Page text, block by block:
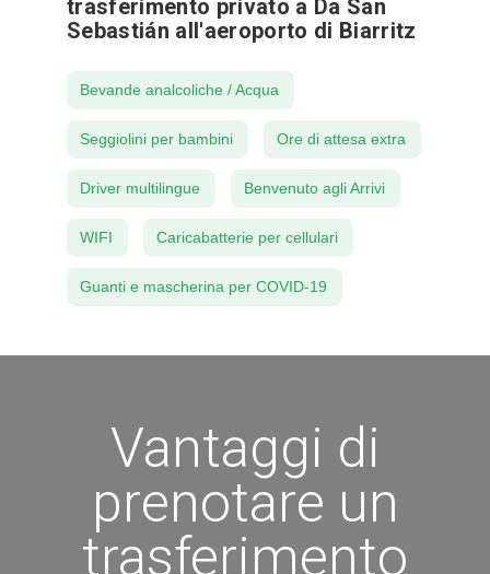
trasferimento privato a Da San
Sebastián all'aeroporto di Biarritz
Bevande analcoliche / Acqua
Seggiolini per bambini Ore di attesa extra
Driver multilingue Benvenuto agli Arrivi
WIFI Caricabatterie per cellulari
Guanti e mascherina per COVID-19
Vantaggi di
prenotare un
trasferimento